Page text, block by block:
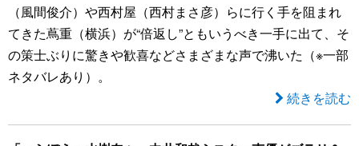
（風間俊介）や西村屋（西村まさ彦）らに行く手を阻まれ
てきた蔦重（横浜）が“倍返し”ともいうべき一手に出て、そ
の策士ぶりに驚きや歓喜などさまざまな声で沸いた（※一部
ネタバレあり）。
続きを読む